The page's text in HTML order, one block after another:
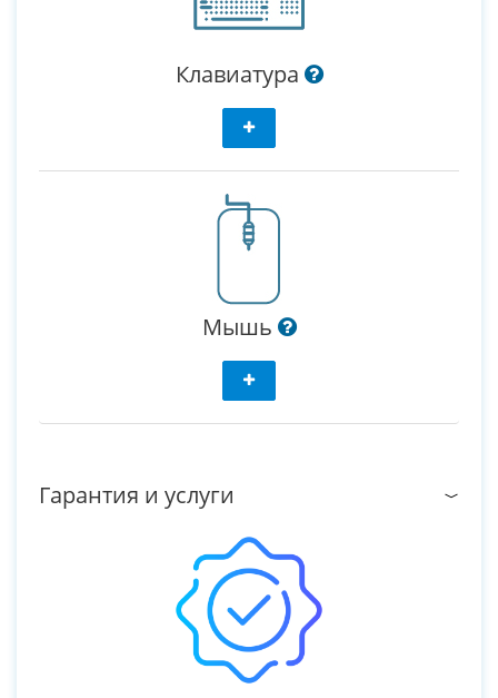
Клавиатура
Мышь
Гарантия и услуги